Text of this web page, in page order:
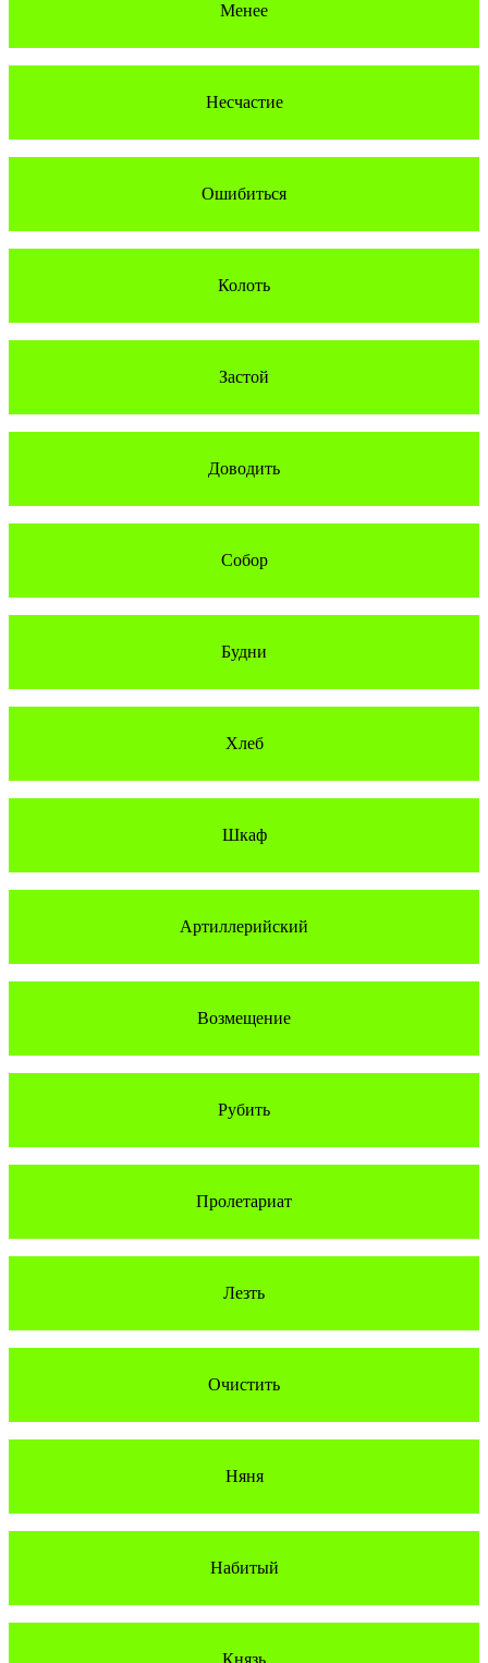
Менее
Несчастие
Ошибиться
Колоть
Застой
Доводить
Собор
Будни
Хлеб
Шкаф
Артиллерийский
Возмещение
Рубить
Пролетариат
Лезть
Очистить
Няня
Набитый